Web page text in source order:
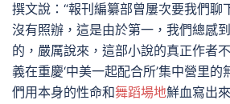
撰文說：“報刊編纂部曾屢次要我們聊
沒有照辦，這是由於第一，我們總感
的，嚴厲說來，這部小說的真正作者
義在重慶‘中美一起配合所’集中營里
們用本身的性命和舞蹈場地鮮血寫出